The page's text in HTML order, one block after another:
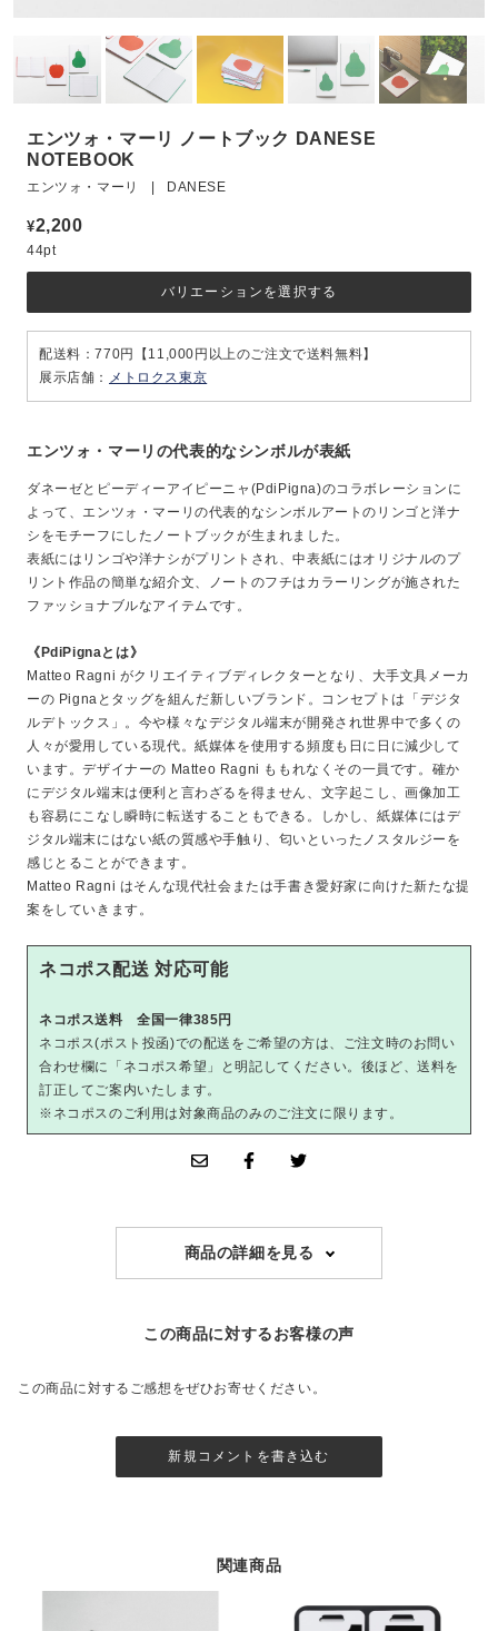
エンツォ・マーリ ノートブック DANESE
NOTEBOOK
エンツォ・マーリ | DANESE
¥2,200
44pt
エンツォ・マーリの代表的なシンボルが表紙
ダネーゼとピーディーアイピーニャ(PdiPigna)のコラボレーションに
よって、エンツォ・マーリの代表的なシンボルアートのリンゴと洋ナ
シをモチーフにしたノートブックが生まれました。
表紙にはリンゴや洋ナシがプリントされ、中表紙にはオリジナルのプ
リント作品の簡単な紹介文、ノートのフチはカラーリングが施された
ファッショナブルなアイテムです。
《PdiPignaとは》
Matteo Ragni がクリエイティブディレクターとなり、大手文具メーカ
ーの Pignaとタッグを組んだ新しいブランド。コンセプトは「デジタ
ルデトックス」。今や様々なデジタル端末が開発され世界中で多くの
人々が愛用している現代。紙媒体を使用する頻度も日に日に減少して
います。デザイナーの Matteo Ragni ももれなくその一員です。確か
にデジタル端末は便利と言わざるを得ません、文字起こし、画像加工
も容易にこなし瞬時に転送することもできる。しかし、紙媒体にはデ
ジタル端末にはない紙の質感や手触り、匂いといったノスタルジーを
感じとることができます。
Matteo Ragni はそんな現代社会または手書き愛好家に向けた新たな提
案をしていきます。
ネコポス配送 対応可能
ネコポス送料 全国一律385円
ネコポス(ポスト投函)での配送をご希望の方は、ご注文時のお問い
合わせ欄に「ネコポス希望」と明記してください。後ほど、送料を
訂正してご案内いたします。
※ネコポスのご利用は対象商品のみのご注文に限ります。
バリエーションを選択する
配送料：770円【11,000円以上のご注文で送料無料】
展示店舗： メトロクス東京
商品の詳細を見る
この商品に対するお客様の声
この商品に対するご感想をぜひお寄せください。
新規コメントを書き込む
関連商品